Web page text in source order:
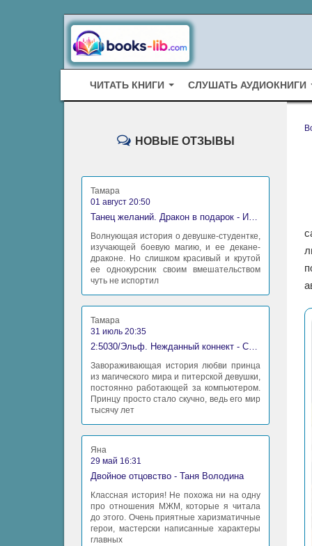
ЧИТАТЬ КНИГИ СЛУШАТЬ АУДИОКНИГИ
НОВЫЕ ОТЗЫВЫ
Тамара
01 август 20:50
Танец желаний. Дракон в подарок - Ирина Алексеева
Волнующая история о девушке-студентке,
изучающей боевую магию, и ее декане-
драконе. Но слишком красивый и крутой
ее однокурсник своим вмешательством
чуть не испортил
Тамара
31 июль 20:35
2:5030/Эльф. Нежданный коннект - Станислав Миков
Завораживающая история любви принца
из магического мира и питерской девушки,
постоянно работающей за компьютером.
Принцу просто стало скучно, ведь его мир
тысячу лет
Яна
29 май 16:31
Двойное отцовство - Таня Володина
Классная история! Не похожа ни на одну
про отношения МЖМ, которые я читала
до этого. Очень приятные харизматичные
герои, мастерски написанные характеры
главных